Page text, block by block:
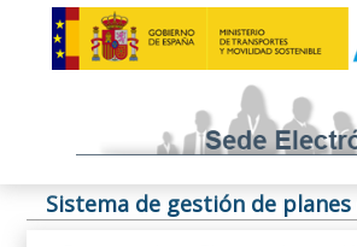
Sistema de gestión de